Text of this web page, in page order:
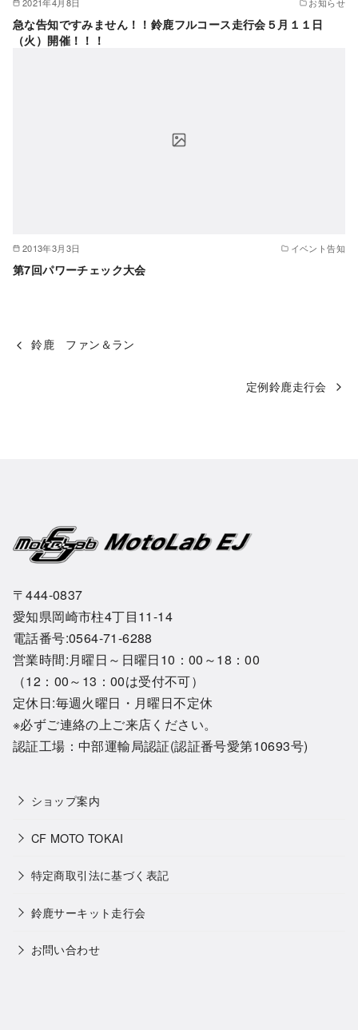
急な告知ですみません！！鈴鹿フルコース走行会５月１１日
（火）開催！！！
2013年3月3日 イベント告知
第7回パワーチェック大会
鈴鹿 ファン＆ラン
定例鈴鹿走行会
〒444-0837
愛知県岡崎市柱4丁目11-14
電話番号:0564-71-6288
営業時間:月曜日～日曜日10：00～18：00
（12：00～13：00は受付不可）
定休日:毎週火曜日・月曜日不定休
※必ずご連絡の上ご来店ください。
認証工場：中部運輸局認証(認証番号愛第10693号)
ショップ案内
CF MOTO TOKAI
特定商取引法に基づく表記
鈴鹿サーキット走行会
お問い合わせ